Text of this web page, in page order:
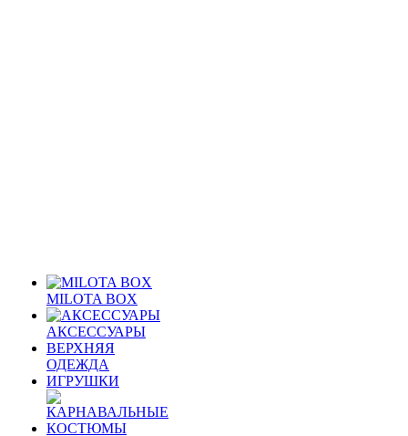
MILOTA BOX
АКСЕССУАРЫ
ВЕРХНЯЯ
ОДЕЖДА
ИГРУШКИ